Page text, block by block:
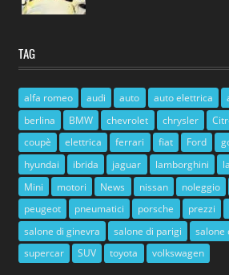
TAG
alfa romeo audi auto auto elettrica
berlina
BMW chevrolet chrysler
coupè
elettrica ferrari fiat Ford
hyundai
ibrida jaguar lamborghini
Mini
motori News nissan noleggio
peugeot
pneumatici porsche prezzi
salone di ginevra
salone di parigi salone
supercar
SUV toyota volkswagen